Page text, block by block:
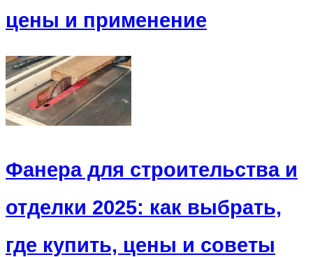
цены и применение
Фанера для строительства и
отделки 2025: как выбрать,
где купить, цены и советы